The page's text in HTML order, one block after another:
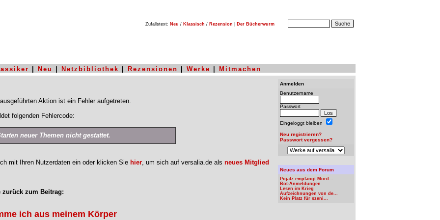
Zufallstext: Neu / Klassisch / Rezension Der Bücherwurm
Neu Netzbibliothek Rezensionen Werke Mitmachen
Aktion ist ein Fehler aufgetreten.
folgenden Fehlercode:
neuer Themen nicht gestattet.
mit Ihren Nutzerdaten ein oder klicken Sie hier, um sich auf versalia.de als neues Mitglied
zurück zum Beitrag:
ich aus meinem Körper
Anmelden
Benutzername
Passwort
Eingeloggt bleiben
Neu registrieren?
Passwort vergessen?
Neues aus dem Forum
Pojatz empfängt Mord...
Bot-Anmeldungen
Lesen im Krieg
Aufzeichnungen von de...
Kein Platz für szeni...